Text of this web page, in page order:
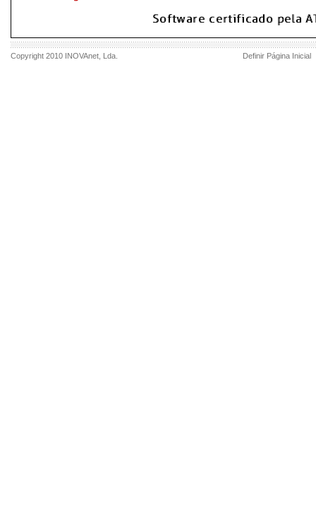
Copyright 2010 INOVAnet , Lda. Definir Página Inicial